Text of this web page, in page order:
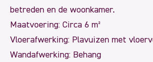
betreden en de woonkamer.
Maatvoering: Circa 6 m²
Vloerafwerking: Plavuizen met
Wandafwerking: Behang